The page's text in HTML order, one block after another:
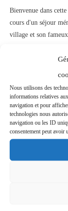
Nous utilisons des
informations relatives
navigation et pour
technologies nous
navigation ou les ID
consentement peut avoir
Bienvenue dans
cours d'un séjour
village et son
Visite du